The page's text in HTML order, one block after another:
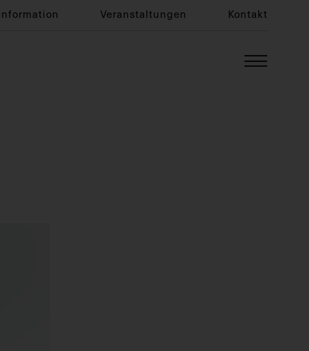
Veranstaltungen Kontakt